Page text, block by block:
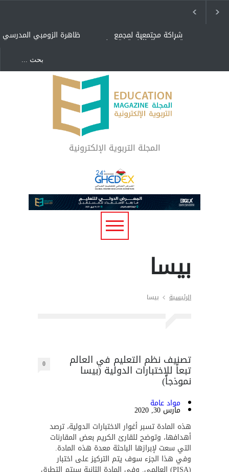
ظاهرة الزومبي المدرسي شراكة مجتمعية لمجمع
تعليمي بالطائف تستهدف
"كنت أنضرب ومافيني إلا
العافية" هل هذا مبرر
لاستمرار أسلوب التربية
المتوارث؟
لماذا تعد برامج توعية الأطفال
بخصوصية الجسد وقاية لا
فضول؟
المجلة التربوية الإلكترونية
بيسا
الرئيسية بيسا
تصنيف نظم التعليم في العالم
تبعاً للإختبارات الدولية (بيسا
نموذجاً)
0
مواد عامة
مارس 30, 2020
هذه المادة تسبر أغوار الاختبارات الدولية، ترصد
أهدافها، وتوضح للقارئ الكريم بعض المقارنات
التي سعت لإبرازها الباحثة معدة هذه المادة.
وفي هذا الجزء سوف يتم التركيز على اختبار